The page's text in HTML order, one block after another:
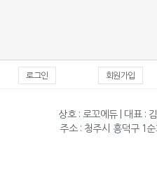
로그인 회원가입
상호 : 로꼬에듀 | 대표 :
주소 : 청주시 흥덕구 1